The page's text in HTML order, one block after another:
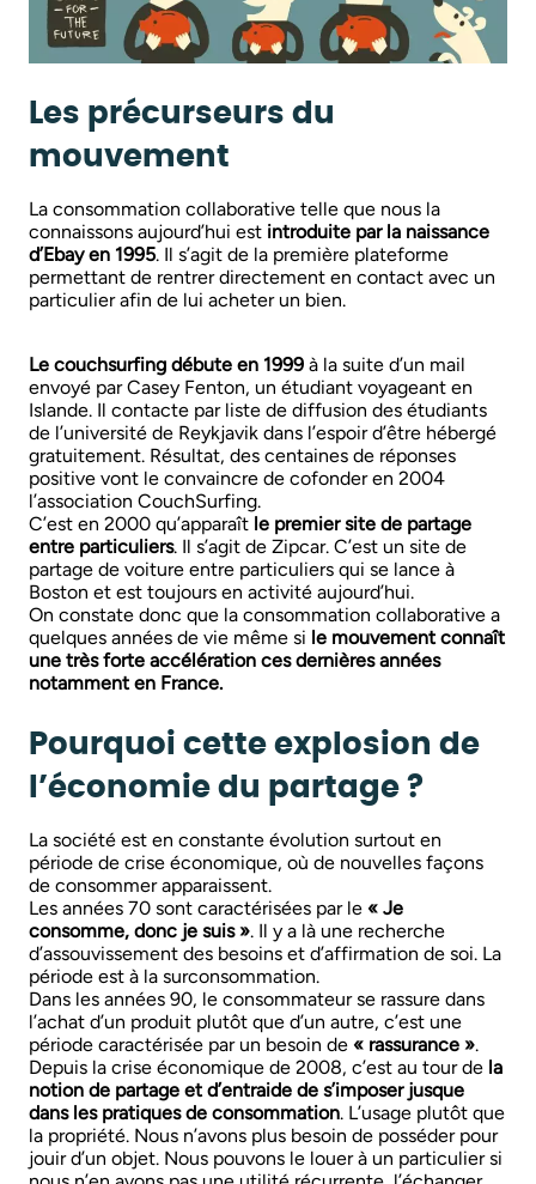
Les précurseurs du
mouvement
La consommation collaborative telle que nous la
connaissons aujourd’hui est introduite par la naissance
d’Ebay en 1995. Il s’agit de la première plateforme
permettant de rentrer directement en contact avec un
particulier afin de lui acheter un bien.
Le couchsurfing débute en 1999 à la suite d’un mail
envoyé par Casey Fenton, un étudiant voyageant en
Islande. Il contacte par liste de diffusion des étudiants
de l’université de Reykjavik dans l’espoir d’être hébergé
gratuitement. Résultat, des centaines de réponses
positive vont le convaincre de cofonder en 2004
l’association CouchSurfing.
C’est en 2000 qu’apparaît le premier site de partage
entre particuliers. Il s’agit de Zipcar. C’est un site de
partage de voiture entre particuliers qui se lance à
Boston et est toujours en activité aujourd’hui.
On constate donc que la consommation collaborative a
quelques années de vie même si le mouvement connaît
une très forte accélération ces dernières années
notamment en France.
Pourquoi cette explosion de
l’économie du partage ?
La société est en constante évolution surtout en
période de crise économique, où de nouvelles façons
de consommer apparaissent.
Les années 70 sont caractérisées par le « Je
consomme, donc je suis ». Il y a là une recherche
d’assouvissement des besoins et d’affirmation de soi. La
période est à la surconsommation.
Dans les années 90, le consommateur se rassure dans
l’achat d’un produit plutôt que d’un autre, c’est une
période caractérisée par un besoin de « rassurance ».
Depuis la crise économique de 2008, c’est au tour de la
notion de partage et d’entraide de s’imposer jusque
dans les pratiques de consommation. L’usage plutôt que
la propriété. Nous n’avons plus besoin de posséder pour
jouir d’un objet. Nous pouvons le louer à un particulier si